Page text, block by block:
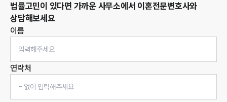
법률고민이 있다면 가까운 사무소에서 이혼전문변호사와
상담해보세요
이름
연락처